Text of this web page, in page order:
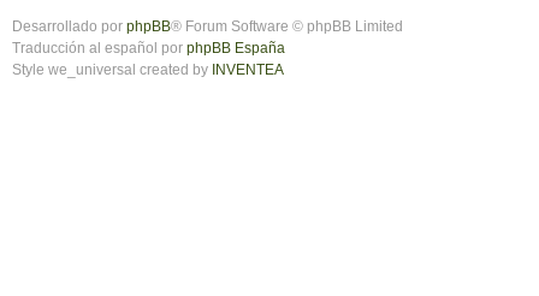
Desarrollado por phpBB® Forum Software © phpBB Limited
Traducción al español por phpBB España
Style we_universal created by INVENTEA